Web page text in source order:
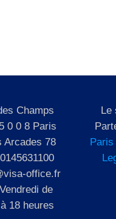
Champs
0 0 8 Paris
Arcades 78
office.fr
de
18 heures
Le
Paris